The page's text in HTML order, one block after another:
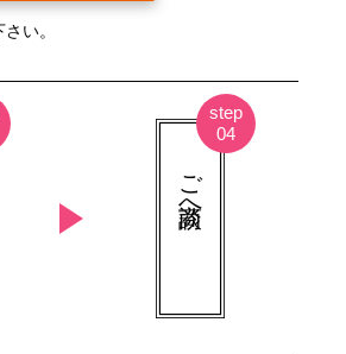
い。
ご商談へ